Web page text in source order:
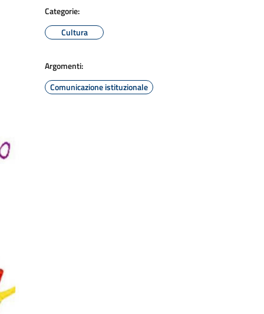
Categorie:
Cultura
Argomenti:
Comunicazione istituzionale